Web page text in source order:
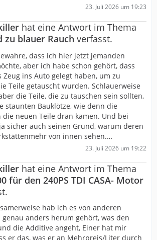
23. Juli 2026 um 19:23
hat eine Antwort im Thema
zu blauer Rauch verfasst.
dass ich hier jetzt jemanden
aber ich habe schon gehört, dass
Zeug ins Auto gelegt haben, um zu
Teile getauscht wurden. Schlauerweise
die Teile, die zu tauschen sein sollten,
staunten Bauklötze, wie denn die
neuen Teile dran kamen. Und bei
sicher auch seinen Grund, warum deren
von innen sehen.…
23. Juli 2026 um 19:22
hat eine Antwort im Thema
für den 240PS TDI CASA- Motor
hab ich es von anderen
genau anders herum gehört, was den
die Additive angeht, Einer hat mir
er das, was er an Mehrpreis/Liter durch